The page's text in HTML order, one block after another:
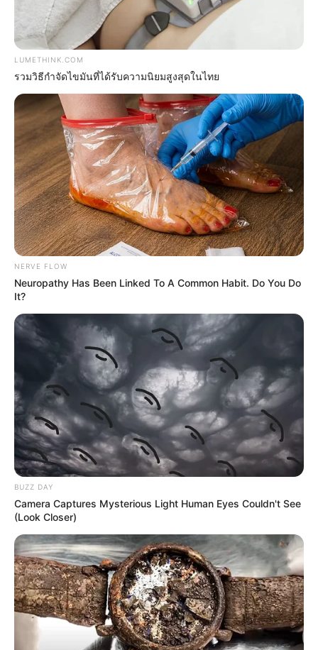
Watch The Most Jaw‑Dropping Figure Skating
Moments
BRAINBERRIES
Iconic '90s Entertainment Couples We'll Never Forget
BRAINBERRIES
Remember The Justin Timberlake Moment That
Defined The 2000s?
BRAINBERRIES
LUMETHINK.COM
รวมวิธีกำจัดไขมันที่ได้รับความนิยมสูงสุดในไทย
NERVE FLOW
Neuropathy Has Been Linked To A Common Habit. Do You Do
It?
BUZZ DAY
Camera Captures Mysterious Light Human Eyes Couldn't See
(Look Closer)